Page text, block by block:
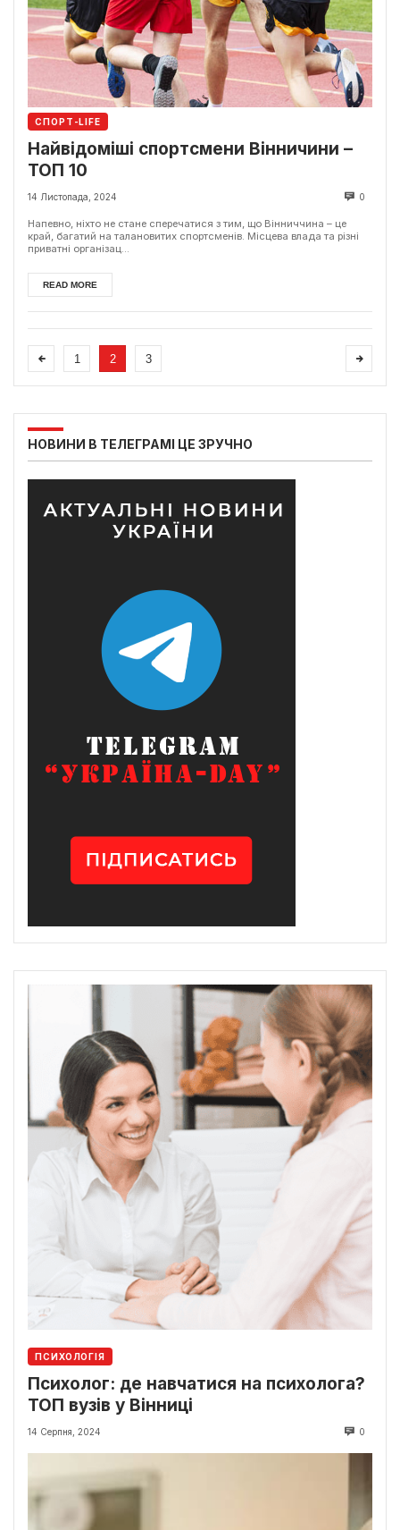
СПОРТ-LIFE
Найвідоміші спортсмени Вінничини –
ТОП 10
14 Листопада, 2024 0
Напевно, ніхто не стане сперечатися з тим, що Вінниччина – це
край, багатий на талановитих спортсменів. Місцева влада та різні
приватні організац...
READ MORE
1 2 3
НОВИНИ В ТЕЛЕГРАМІ ЦЕ ЗРУЧНО
ПСИХОЛОГІЯ
Психолог: де навчатися на психолога?
ТОП вузів у Вінниці
14 Серпня, 2024 0